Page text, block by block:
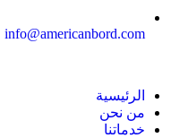
info@americanbord.com
الرئيسية
من نحن
خدماتنا